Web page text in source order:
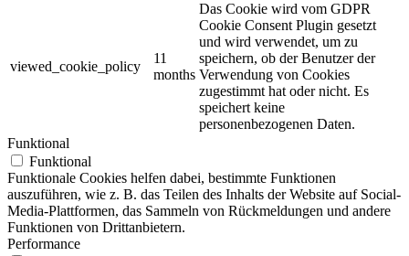
viewed_cookie_policy
11
months
Das Cookie wird vom GDPR
Cookie Consent Plugin gesetzt
und wird verwendet, um zu
speichern, ob der Benutzer der
Verwendung von Cookies
zugestimmt hat oder nicht. Es
speichert keine
personenbezogenen Daten.
Funktional
Funktional
Funktionale Cookies helfen dabei, bestimmte Funktionen
auszuführen, wie z. B. das Teilen des Inhalts der Website auf Social-
Media-Plattformen, das Sammeln von Rückmeldungen und andere
Funktionen von Drittanbietern.
Performance